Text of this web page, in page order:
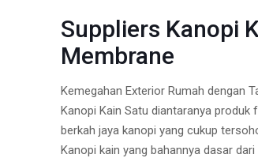
Suppliers Kanopi
Membrane
Kemegahan Exterior Rumah dengan
Kanopi Kain Satu diantaranya produk
berkah jaya kanopi yang cukup
Kanopi kain yang bahannya dasar dari